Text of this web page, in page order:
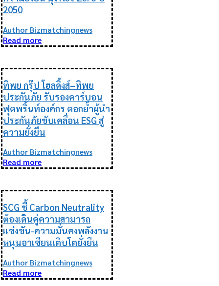
2050
Author Bizmatchingnews
Read more
ทิพย กรุ๊ป โฮลดิ้งส์–ทิพย
ประกันภัย รับรองคาร์บอน
ฟุตพริ้นท์องค์กร ตอกย้ำผู้นำ
ประกันภัยขับเคลื่อน ESG สู่
ความยั่งยืน
Author Bizmatchingnews
Read more
SCG ชี้ Carbon Neutrality
ต้องเดินคู่ความสามารถ
แข่งขัน-ความมั่นคงพลังงาน
หนุนอาเซียนเติบโตยั่งยืน
Author Bizmatchingnews
Read more